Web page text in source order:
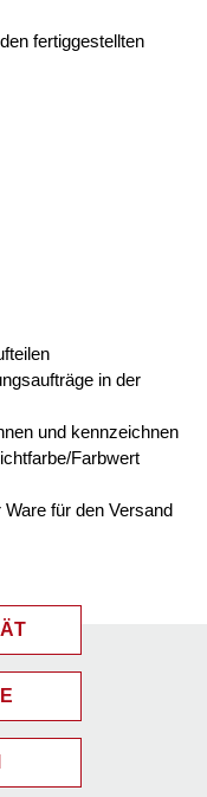
fertiggestellten
in der
und kennzeichnen
Farbwert
für den Versand